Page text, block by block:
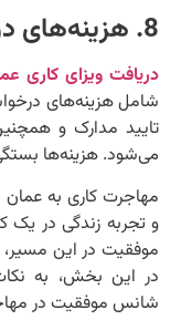
8. هزینه‌های دریافت ویزای کاری عمان
دریافت ویزای کاری
شامل هزینه‌های
تایید مدارک و
می‌شود. هزینه‌ها
مهاجرت کاری به
و تجربه زندگی در یک
موفقیت در این مسیر،
در این بخش، به
شانس موفقیت در